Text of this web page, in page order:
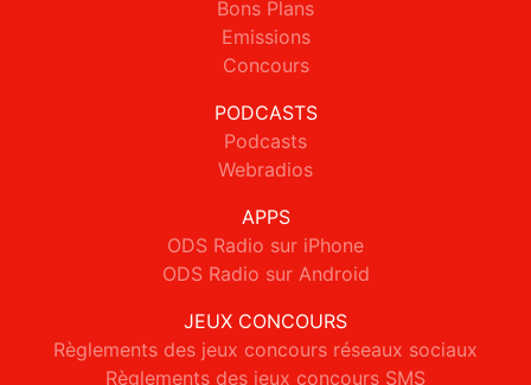
Bons Plans
Emissions
Concours
PODCASTS
Podcasts
Webradios
APPS
ODS Radio sur iPhone
ODS Radio sur Android
JEUX CONCOURS
Règlements des jeux concours réseaux sociaux
Règlements des jeux concours SMS